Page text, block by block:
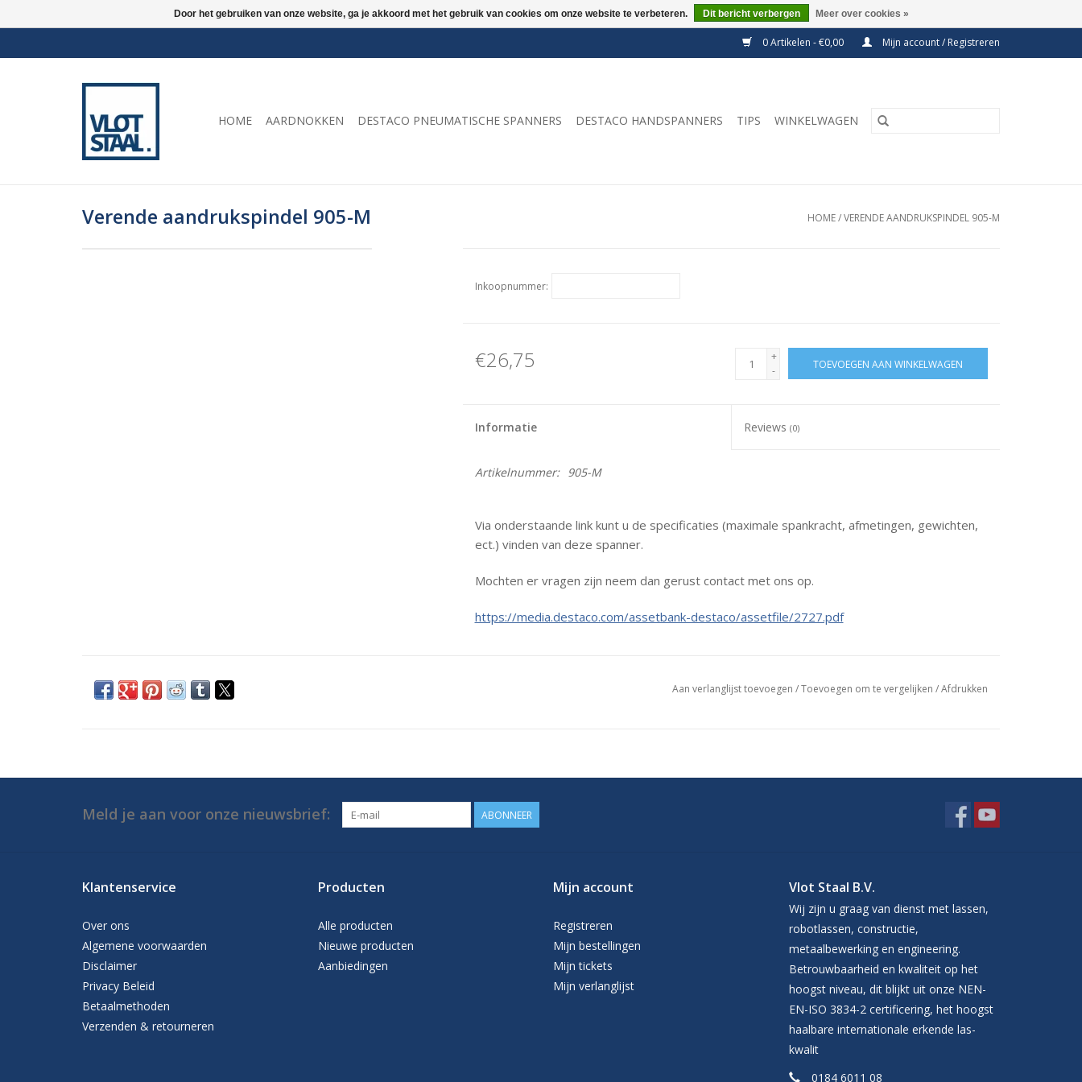
0 Artikelen - €0,00 Mijn account / Registreren
HOME AARDNOKKEN DESTACO PNEUMATISCHE SPANNERS DESTACO HANDSPANNERS TIPS WINKELWAGEN
Verende aandrukspindel 905-M HOME/VERENDE AANDRUKSPINDEL 905-M
Inkoopnummer:
€26,75
+
-
TOEVOEGEN AAN WINKELWAGEN
Informatie Reviews(0)
Artikelnummer: 905-M
Via onderstaande link kunt u de specificaties (maximale spankracht, afmetingen, gewichten,
ect.) vinden van deze spanner.
Mochten er vragen zijn neem dan gerust contact met ons op.
https://media.destaco.com/assetbank-destaco/assetfile/2727.pdf
Aan verlanglijst toevoegen /Toevoegen om te vergelijken /Afdrukken
Meld je aan voor onze nieuwsbrief: ABONNEER
Klantenservice
Over ons
Algemene voorwaarden
Disclaimer
Privacy Beleid
Betaalmethoden
Verzenden & retourneren
Producten
Alle producten
Nieuwe producten
Aanbiedingen
Mijn account
Registreren
Mijn bestellingen
Mijn tickets
Mijn verlanglijst
Vlot Staal B.V.
Wij zijn u graag van dienst met lassen,
robotlassen, constructie,
metaalbewerking en engineering.
Betrouwbaarheid en kwaliteit op het
hoogst niveau, dit blijkt uit onze NEN-
EN-ISO 3834-2 certificering, het hoogst
haalbare internationale erkende las-
kwalit
0184 6011 08
Door het gebruiken van onze website, ga je akkoord met het gebruik van cookies om onze website te verbeteren. Dit bericht verbergen Meer over cookies »